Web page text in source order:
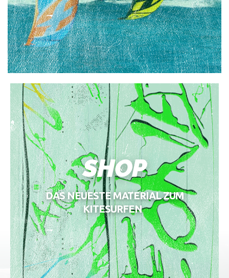
SHOP
DAS NEUESTE MATERIAL ZUM
KITESURFEN